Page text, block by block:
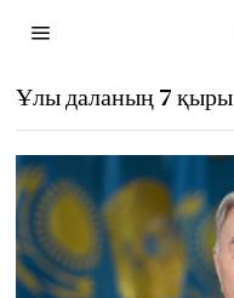
Ұлы даланың 7 қыры